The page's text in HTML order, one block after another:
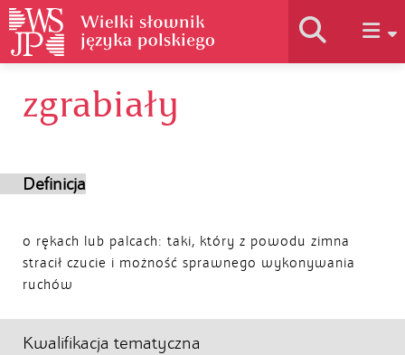
Historia słownika
zgrabiały
Definicja
o rękach lub palcach: taki, który z powodu zimna
stracił czucie i możność sprawnego wykonywania
ruchów
Kwalifikacja tematyczna